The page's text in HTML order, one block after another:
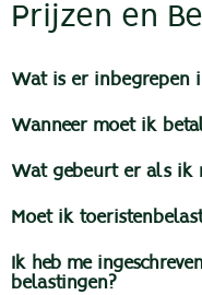
Prijzen en
Wat is er inbegrepen
Wanneer moet ik
Wat gebeurt er als ik
Moet ik
Ik heb me
belastingen?